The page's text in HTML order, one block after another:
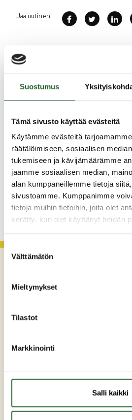
Suostumus
Tämä sivusto käyttää evästeitä
Käytämme evästeitä
räätälöimiseen, sosiaalisen
tukemiseen ja kävijämäärämme
jaamme sosiaalisen median,
alan kumppaneillemme tietoja
sivustoamme. Kumppanimme
tietoja muihin tietoihin, joita olet
kerätty, kun olet käyttänyt heidän
Suostumuksen
valinta
Välttämätön
Mieltymykset
Tilastot
Markkinointi
Salli kaikki
Jaa uutinen
Ajankohtaista
5.8.2026
Monitoimitalon kirjasto
Henkilömuutoksia
29.7.2026
Asfaltointityöt taajamassa
KATSO KAIKKI